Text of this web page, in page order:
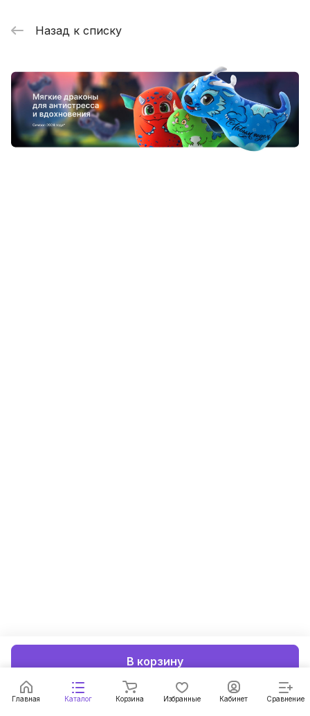
В корзину
Назад к списку
Главная Каталог Корзина Избранные Кабинет Сравнение